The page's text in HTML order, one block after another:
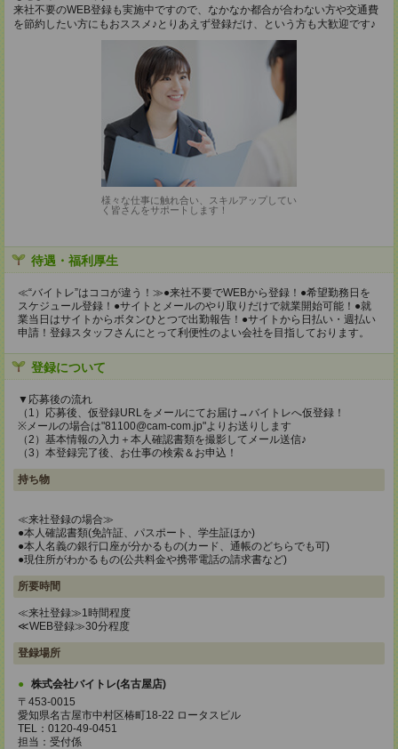
来社不要のWEB登録も実施中ですので、なかなか都合が合わない方や交通費
を節約したい方にもおススメ♪とりあえず登録だけ、という方も大歓迎です♪
様々な仕事に触れ合い、スキルアップしてい
く皆さんをサポートします！
待遇・福利厚生
≪“バイトレ”はココが違う！≫●来社不要でWEBから登録！●希望勤務日を
スケジュール登録！●サイトとメールのやり取りだけで就業開始可能！●就
業当日はサイトからボタンひとつで出勤報告！●サイトから日払い・週払い
申請！登録スタッフさんにとって利便性のよい会社を目指しております。
登録について
▼応募後の流れ
（1）応募後、仮登録URLをメールにてお届け→バイトレへ仮登録！
※メールの場合は"81100@cam-com.jp"よりお送りします
（2）基本情報の入力＋本人確認書類を撮影してメール送信♪
（3）本登録完了後、お仕事の検索＆お申込！
持ち物
≪来社登録の場合≫
●本人確認書類(免許証、パスポート、学生証ほか)
●本人名義の銀行口座が分かるもの(カード、通帳のどちらでも可)
●現住所がわかるもの(公共料金や携帯電話の請求書など)
所要時間
≪来社登録≫1時間程度
≪WEB登録≫30分程度
登録場所
株式会社バイトレ(名古屋店)
〒453-0015
愛知県名古屋市中村区椿町18-22 ロータスビル
TEL：0120-49-0451
担当：受付係